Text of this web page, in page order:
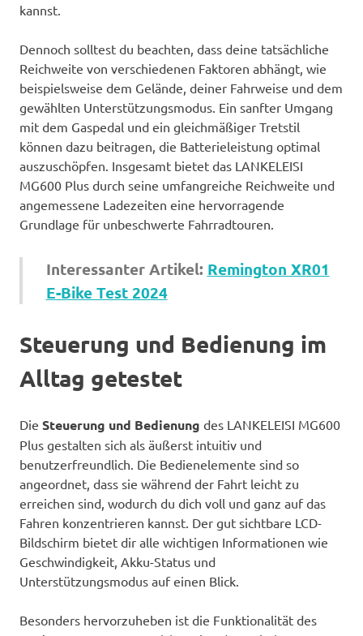
kannst.
Dennoch solltest du beachten, dass deine tatsächliche
Reichweite von verschiedenen Faktoren abhängt, wie
beispielsweise dem Gelände, deiner Fahrweise und dem
gewählten Unterstützungsmodus. Ein sanfter Umgang
mit dem Gaspedal und ein gleichmäßiger Tretstil
können dazu beitragen, die Batterieleistung optimal
auszuschöpfen. Insgesamt bietet das LANKELEISI
MG600 Plus durch seine umfangreiche Reichweite und
angemessene Ladezeiten eine hervorragende
Grundlage für unbeschwerte Fahrradtouren.
Interessanter Artikel: Remington XR01
E-Bike Test 2024
Steuerung und Bedienung im
Alltag getestet
Die Steuerung und Bedienung des LANKELEISI MG600
Plus gestalten sich als äußerst intuitiv und
benutzerfreundlich. Die Bedienelemente sind so
angeordnet, dass sie während der Fahrt leicht zu
erreichen sind, wodurch du dich voll und ganz auf das
Fahren konzentrieren kannst. Der gut sichtbare LCD-
Bildschirm bietet dir alle wichtigen Informationen wie
Geschwindigkeit, Akku-Status und
Unterstützungsmodus auf einen Blick.
Besonders hervorzuheben ist die Funktionalität des